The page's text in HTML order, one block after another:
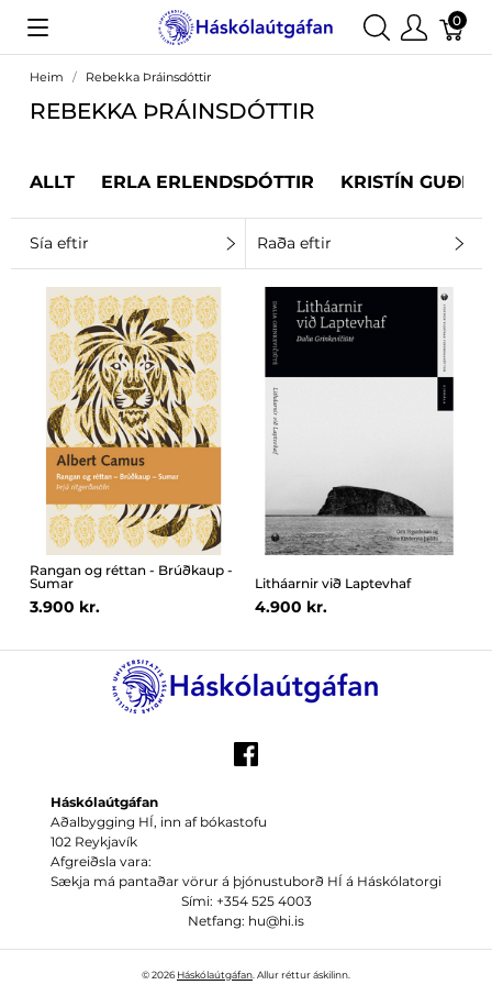
0
Heim Rebekka Þráinsdóttir
REBEKKA ÞRÁINSDÓTTIR
ALLT ERLA ERLENDSDÓTTIR KRISTÍN
Sía eftir Raða eftir
Rangan og réttan - Brúðkaup -
Sumar
3.900 kr.
Litháarnir við Laptevhaf
4.900 kr.
Háskólaútgáfan
Aðalbygging HÍ, inn af bókastofu
102 Reykjavík
Afgreiðsla vara:
Sækja má pantaðar vörur á þjónustuborð HÍ á Háskólatorgi
Sími: +354 525 4003
Netfang: hu@hi.is
© 2026Háskólaútgáfan . Allur réttur áskilinn.